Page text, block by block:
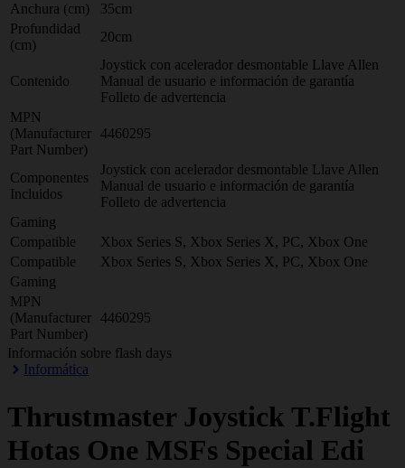
Anchura (cm)
35cm
Profundidad
(cm)
20cm
Contenido
Joystick con acelerador desmontable Llave Allen
Manual de usuario e información de garantía
Folleto de advertencia
MPN
(Manufacturer
Part Number)
4460295
Componentes
Incluidos
Joystick con acelerador desmontable Llave Allen
Manual de usuario e información de garantía
Folleto de advertencia
Gaming
Compatible
Xbox Series S, Xbox Series X, PC, Xbox One
Compatible
Xbox Series S, Xbox Series X, PC, Xbox One
Gaming
MPN
(Manufacturer
Part Number)
4460295
Información sobre flash days
Informática
Thrustmaster Joystick T.Flight
Hotas One MSFs Special Edi